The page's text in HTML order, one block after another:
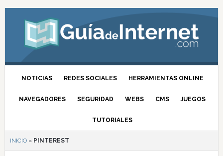
NOTICIAS REDES SOCIALES HERRAMIENTAS ONLINE
NAVEGADORES SEGURIDAD WEBS CMS JUEGOS
TUTORIALES
INICIO» PINTEREST